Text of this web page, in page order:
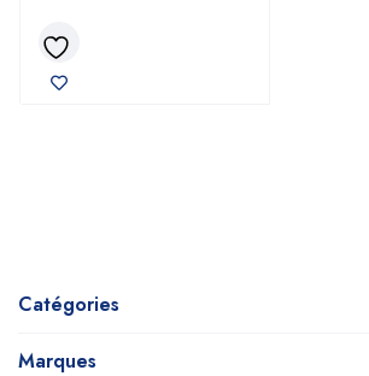
Catégories
Marques